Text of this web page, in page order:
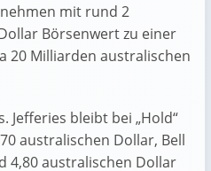
mit rund 2
Börsenwert zu einer
20 Milliarden australischen
Jefferies bleibt bei „Hold“
australischen Dollar, Bell
4,80 australischen Dollar